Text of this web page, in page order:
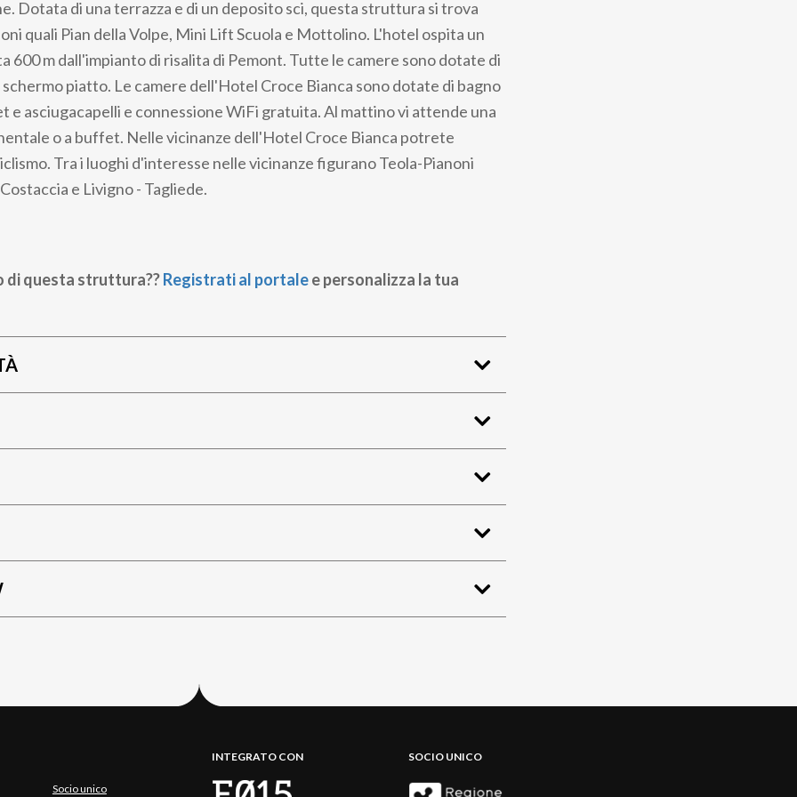
Dotata di una terrazza e di un deposito sci, questa struttura si trova
quali Pian della Volpe, Mini Lift Scuola e Mottolino. L'hotel ospita un
600 m dall'impianto di risalita di Pemont. Tutte le camere sono dotate di
schermo piatto. Le camere dell'Hotel Croce Bianca sono dotate di bagno
e asciugacapelli e connessione WiFi gratuita. Al mattino vi attende una
o a buffet. Nelle vicinanze dell'Hotel Croce Bianca potrete
Tra i luoghi d'interesse nelle vicinanze figurano Teola-Pianoni
e Livigno - Tagliede.
di questa struttura??Registrati al portalee personalizza la tua
Socio unico
INTEGRATO CON SOCIO UNICO